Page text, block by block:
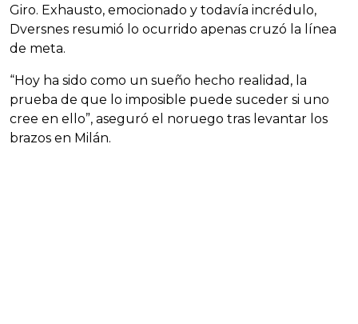
Giro. Exhausto, emocionado y todavía incrédulo,
Dversnes resumió lo ocurrido apenas cruzó la línea
de meta.
“Hoy ha sido como un sueño hecho realidad, la
prueba de que lo imposible puede suceder si uno
cree en ello”, aseguró el noruego tras levantar los
brazos en Milán.